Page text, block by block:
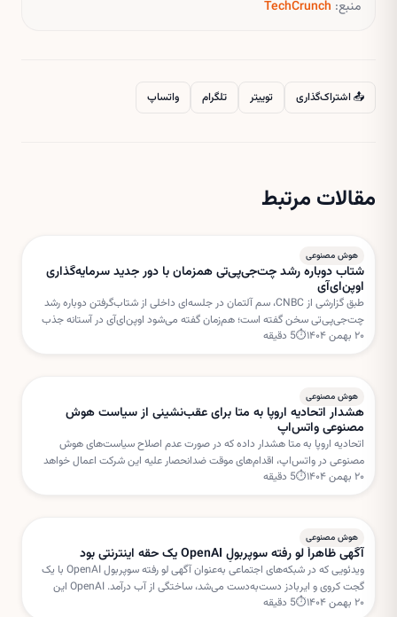
منبع: TechCrunch
📤 اشتراک‌گذاری توییتر تلگرام واتساپ
مقالات مرتبط
هوش مصنوعی
شتاب دوباره رشد چت‌جی‌پی‌تی همزمان با دور جدید سرمایه‌گذاری
اوپن‌ای‌آی
طبق گزارشی از CNBC، سم آلتمان در جلسه‌ای داخلی از شتاب‌گرفتن دوباره رشد
چت‌جی‌پی‌تی سخن گفته است؛ هم‌زمان گفته می‌شود اوپن‌ای‌آی در آستانه جذب
دور جدیدی از سرمایه‌گذاری با ارزش‌گذاری بسیار بالا است.
۲۰ بهمن ۱۴۰۴ ⏱
5 دقیقه
هوش مصنوعی
هشدار اتحادیه اروپا به متا برای عقب‌نشینی از سیاست هوش
مصنوعی واتس‌اپ
اتحادیه اروپا به متا هشدار داده که در صورت عدم اصلاح سیاست‌های هوش
مصنوعی در واتس‌اپ، اقدام‌های موقت ضدانحصار علیه این شرکت اعمال خواهد
شد. بروکسل نگران استفاده متا از داده‌های کاربران برای خدمات هوش مصنوعی
۲۰ بهمن ۱۴۰۴ ⏱
5 دقیقه
هوش مصنوعی
آگهی ظاهراً لو رفته سوپربولِ OpenAI یک حقه اینترنتی بود
ویدئویی که در شبکه‌های اجتماعی به‌عنوان آگهی لو رفته سوپربول OpenAI با یک
گجت کروی و ایربادز دست‌به‌دست می‌شد، ساختگی از آب درآمد. OpenAI این
داستان را «فیک نیوز» خوانده است.
۲۰ بهمن ۱۴۰۴ ⏱
5 دقیقه